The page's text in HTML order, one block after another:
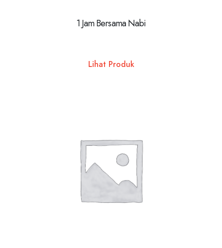
1 Jam Bersama Nabi
Lihat Produk